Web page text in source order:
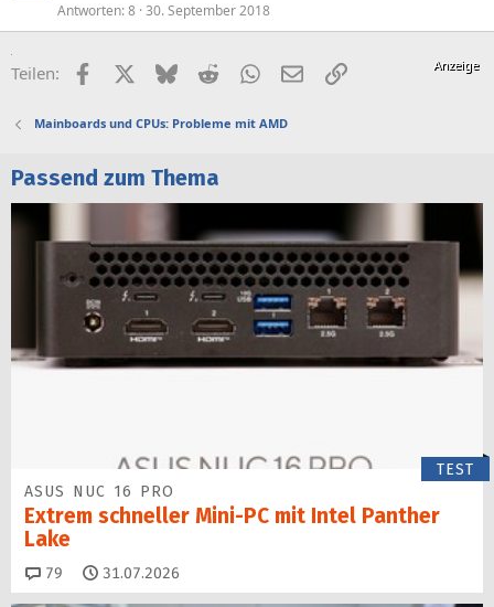
Antworten 8 30. September 2018
Teilen: FacebookX (Twitter)
BlueskyRedditWhatsApp
E-MailLink
Mainboards und CPUs: Probleme mit AMD
Passend zum Thema
TEST
ASUS NUC 16 PRO
Extrem schneller Mini-PC mit Intel Panther
Lake
79 Kommentare
31.07.2026